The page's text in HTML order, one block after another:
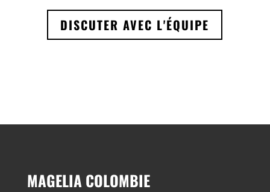
DISCUTER AVEC L'ÉQUIPE
MAGELIA COLOMBIE